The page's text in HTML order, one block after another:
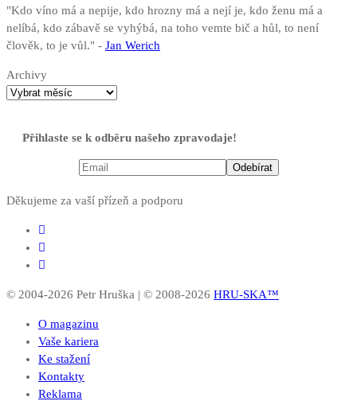
"Kdo víno má a nepije, kdo hrozny má a nejí je, kdo ženu má a
nelíbá, kdo zábavě se vyhýbá, na toho vemte bič a hůl, to není
člověk, to je vůl." - Jan Werich
Archivy
Přihlaste se k odběru našeho zpravodaje!
Děkujeme za vaší přízeň a podporu
© 2004-2026 Petr Hruška | © 2008-2026 HRU-SKA™
O magazinu
Vaše kariera
Ke stažení
Kontakty
Reklama